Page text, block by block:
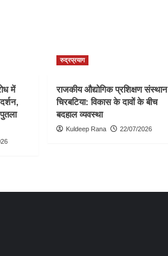
में
रुद्रप्रयाग
राजकीय औद्योगिक प्रशिक्षण संस्थान
चिरबटिया: विकास के दावों के बीच
बदहाल व्यवस्था
Kuldeep Rana 22/07/2026